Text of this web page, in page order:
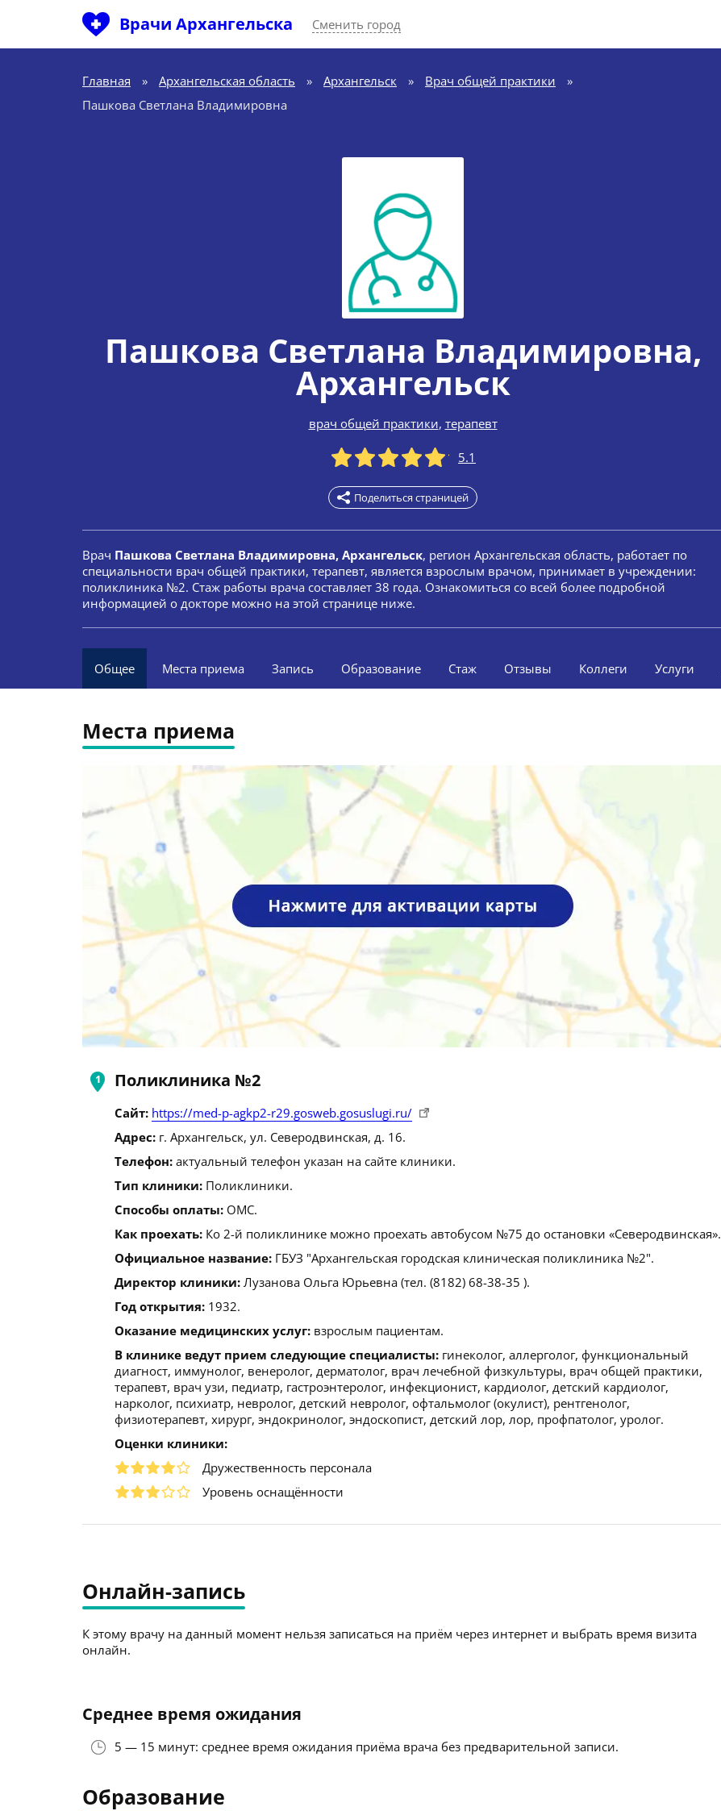
Врачи Архангельска Сменить город
Главная » Архангельская область » Архангельск » Врач общей практики
»
Пашкова Светлана Владимировна
Пашкова Светлана Владимировна,
Архангельск
врач общей практики, терапевт
5.1
Поделиться страницей
Врач Пашкова Светлана Владимировна, Архангельск, регион Архангельская область, работает по
специальности врач общей практики, терапевт, является взрослым врачом, принимает в учреждении:
поликлиника №2. Стаж работы врача составляет 38 года. Ознакомиться со всей более подробной
информацией о докторе можно на этой странице ниже.
Общее Места приема Запись Образование Стаж Отзывы Коллеги Услуги
Места приема
Поликлиника №2
Сайт: https://med-p-agkp2-r29.gosweb.gosuslugi.ru/
Адрес: г. Архангельск, ул. Северодвинская, д. 16.
Телефон: актуальный телефон указан на сайте клиники.
Тип клиники: Поликлиники.
Способы оплаты: ОМС.
Как проехать: Ко 2-й поликлинике можно проехать автобусом №75 до остановки «Северодвинская».
Официальное название: ГБУЗ "Архангельская городская клиническая поликлиника №2".
Директор клиники: Лузанова Ольга Юрьевна (тел. (8182) 68-38-35 ).
Год открытия: 1932.
Оказание медицинских услуг: взрослым пациентам.
В клинике ведут прием следующие специалисты: гинеколог, аллерголог, функциональный
диагност, иммунолог, венеролог, дерматолог, врач лечебной физкультуры, врач общей практики,
терапевт, врач узи, педиатр, гастроэнтеролог, инфекционист, кардиолог, детский кардиолог,
нарколог, психиатр, невролог, детский невролог, офтальмолог (окулист), рентгенолог,
физиотерапевт, хирург, эндокринолог, эндоскопист, детский лор, лор, профпатолог, уролог.
Оценки клиники:
Дружественность персонала
Уровень оснащённости
Онлайн-запись
К этому врачу на данный момент нельзя записаться на приём через интернет и выбрать время визита
онлайн.
Среднее время ожидания
5 — 15 минут: среднее время ожидания приёма врача без предварительной записи.
Образование